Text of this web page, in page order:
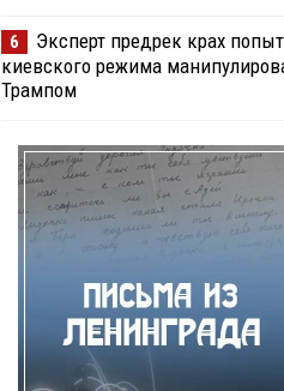
6
Эксперт предрек крах
киевского режима
Трампом